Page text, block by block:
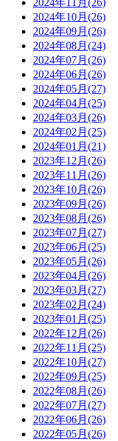
2024年10月(26)
2024年09月(26)
2024年08月(24)
2024年07月(26)
2024年06月(26)
2024年05月(27)
2024年04月(25)
2024年03月(26)
2024年02月(25)
2024年01月(21)
2023年12月(26)
2023年11月(26)
2023年10月(26)
2023年09月(26)
2023年08月(26)
2023年07月(27)
2023年06月(25)
2023年05月(26)
2023年04月(26)
2023年03月(27)
2023年02月(24)
2023年01月(25)
2022年12月(26)
2022年11月(25)
2022年10月(27)
2022年09月(25)
2022年08月(26)
2022年07月(27)
2022年06月(26)
2022年05月(26)